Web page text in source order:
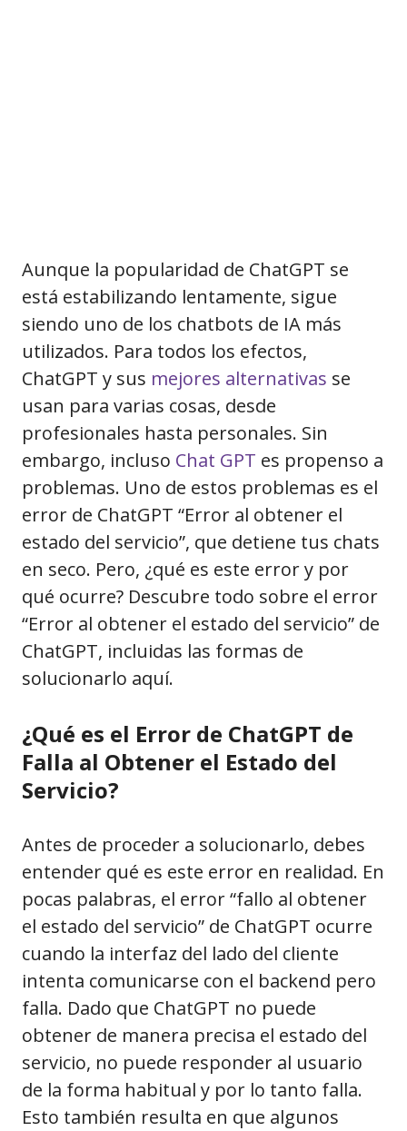
Aunque la popularidad de ChatGPT se
está estabilizando lentamente, sigue
siendo uno de los chatbots de IA más
utilizados. Para todos los efectos,
ChatGPT y sus mejores alternativas se
usan para varias cosas, desde
profesionales hasta personales. Sin
embargo, incluso Chat GPT es propenso a
problemas. Uno de estos problemas es el
error de ChatGPT “Error al obtener el
estado del servicio”, que detiene tus chats
en seco. Pero, ¿qué es este error y por
qué ocurre? Descubre todo sobre el error
“Error al obtener el estado del servicio” de
ChatGPT, incluidas las formas de
solucionarlo aquí.
¿Qué es el Error de ChatGPT de
Falla al Obtener el Estado del
Servicio?
Antes de proceder a solucionarlo, debes
entender qué es este error en realidad. En
pocas palabras, el error “fallo al obtener
el estado del servicio” de ChatGPT ocurre
cuando la interfaz del lado del cliente
intenta comunicarse con el backend pero
falla. Dado que ChatGPT no puede
obtener de manera precisa el estado del
servicio, no puede responder al usuario
de la forma habitual y por lo tanto falla.
Esto también resulta en que algunos